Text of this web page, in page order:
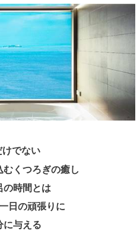
けでない
くつろぎの癒し
時間とは
日の頑張りに
与える